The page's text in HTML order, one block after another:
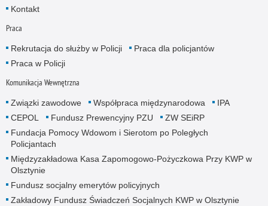
Kontakt
Praca
Rekrutacja do służby w Policji
Praca dla policjantów
Praca w Policji
Komunikacja Wewnętrzna
Związki zawodowe Współpraca międzynarodowa
IPA
CEPOL
Fundusz Prewencyjny PZU
ZW SEiRP
Fundacja Pomocy Wdowom i Sierotom po Poległych
Policjantach
Międzyzakładowa Kasa Zapomogowo-Pożyczkowa Przy KWP w
Olsztynie
Fundusz socjalny emerytów policyjnych
Zakładowy Fundusz Świadczeń Socjalnych KWP w Olsztynie